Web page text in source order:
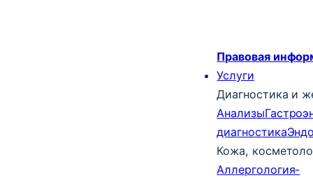
Правовая
Услуги
Диагностика и
Анализы
диагностика
Кожа,
Аллергология-